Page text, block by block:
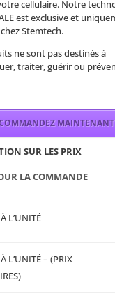
cellulaire. Notre
est exclusive et
Stemtech.
ne sont pas destinés à
traiter, guérir ou
MAINTENANT
SUR LES PRIX
LA COMMANDE
L’UNITÉ
L’UNITÉ – (PRIX